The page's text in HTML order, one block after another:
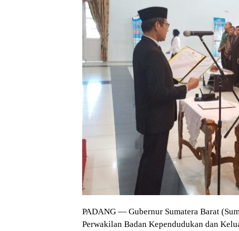
PADANG — Gubernur Sumatera Barat
Perwakilan Badan Kependudukan dan